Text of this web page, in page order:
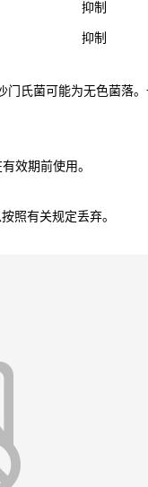
抑制
抑制
氏菌可能为无色菌落
效期前使用。
照有关规定丢弃。